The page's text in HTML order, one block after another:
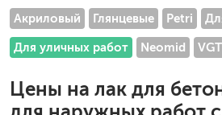
Акриловый Глянцевые Petri
Для уличных работ Neomid VGT
Цены на лак для